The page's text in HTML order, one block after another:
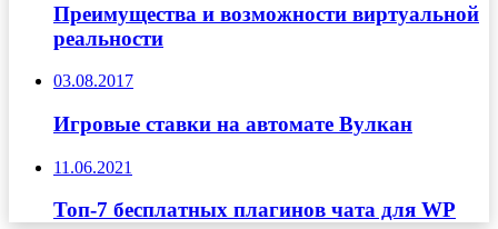
Преимущества и возможности виртуальной
реальности
03.08.2017
Игровые ставки на автомате Вулкан
11.06.2021
Топ-7 бесплатных плагинов чата для WP